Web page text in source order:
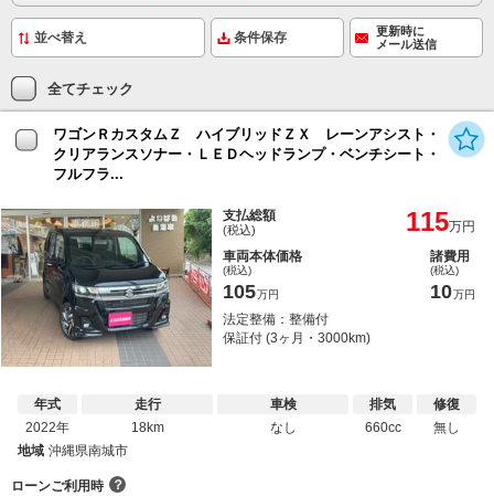
条件保存
更新時に
メール送信
全てチェック
ワゴンＲカスタムＺ ハイブリッドＺＸ レーンアシスト・
クリアランスソナー・ＬＥＤヘッドランプ・ベンチシート・
フルフラ...
支払総額
(税込) 115万円
車両本体価格
(税込)
105万円
諸費用
(税込)
10万円
法定整備：整備付
保証付 (3ヶ月・3000km)
年式
2022年
走行
18km
車検
なし
排気
660cc
修復
無し
地域 沖縄県南城市
ローンご利用時 ？